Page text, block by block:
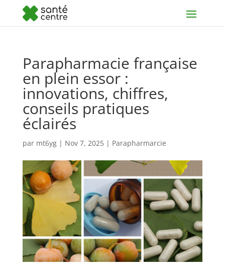
Parapharmacie française
en plein essor :
innovations, chiffres,
conseils pratiques
éclairés
par mt6yg| Nov 7, 2025| Parapharmarcie